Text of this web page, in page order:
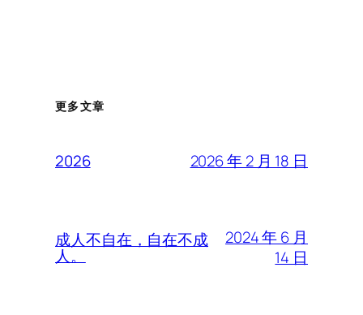
更多文章
2026 2026 年 2 月 18 日
成人不自在，自在不成
人。
2024 年 6 月
14 日